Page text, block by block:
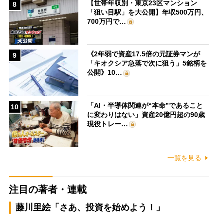
8
【世帯年収別・東京23区マンション
「狙い目駅」を大公開】年収500万円、
700万円で…
9
《2年弱で資産17.5倍の元証券マンが
「キオクシア急落で次に狙う」5銘柄を
公開》10…
10
「AI・半導体関連が“本命”であること
に変わりはない」資産20億円超の90歳
現役トレー…
一覧を見る
注目の著者・連載
藤川里絵「さあ、投資を始めよう！」